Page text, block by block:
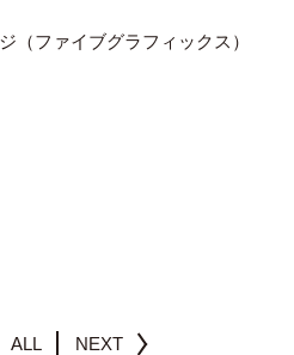
（ファイブグラフィックス）
ALL NEXT